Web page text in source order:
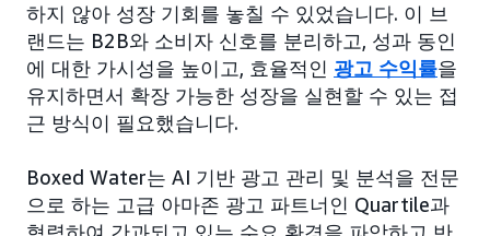
하지 않아 성장 기회를 놓칠 수 있었습니다. 이 브
랜드는 B2B와 소비자 신호를 분리하고, 성과 동인
에 대한 가시성을 높이고, 효율적인 광고 수익률을
유지하면서 확장 가능한 성장을 실현할 수 있는 접
근 방식이 필요했습니다.
Boxed Water는 AI 기반 광고 관리 및 분석을 전문
으로 하는 고급 아마존 광고 파트너인 Quartile과